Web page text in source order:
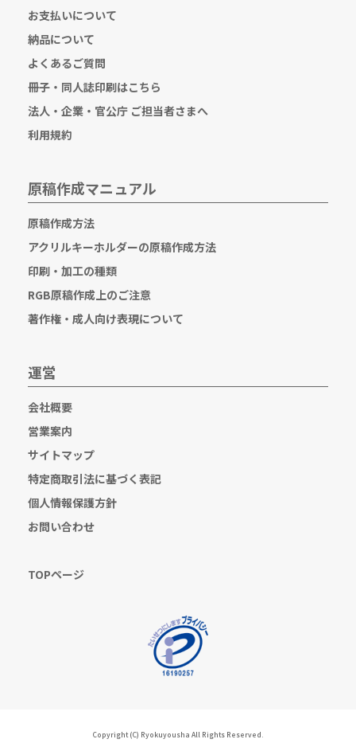
お支払いについて
納品について
よくあるご質問
冊子・同人誌印刷はこちら
法人・企業・官公庁 ご担当者さまへ
利用規約
原稿作成マニュアル
原稿作成方法
アクリルキーホルダーの原稿作成方法
印刷・加工の種類
RGB原稿作成上のご注意
著作権・成人向け表現について
運営
会社概要
営業案内
サイトマップ
特定商取引法に基づく表記
個人情報保護方針
お問い合わせ
TOPページ
Copyright (C) Ryokuyousha All Rights Reserved.